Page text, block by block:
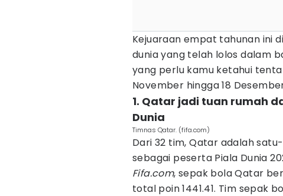
Kejuaraan empat tahunan ini
dunia yang telah lolos dalam
yang perlu kamu ketahui
November hingga 18
1. Qatar jadi tuan rumah
Dunia
Timnas Qatar. (fifa.com)
Dari 32 tim, Qatar adalah
sebagai peserta Piala Dunia
Fifa.com, sepak bola Qatar
total poin 1441.41. Tim sepak